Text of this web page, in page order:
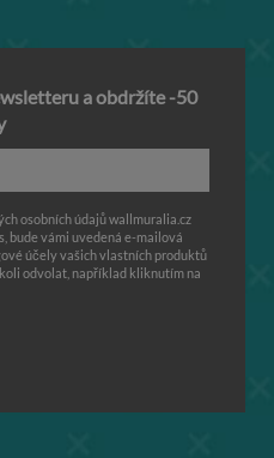
a obdržíte -50
osobních údajů wallmuralia.cz
bude vámi uvedená e-mailová
účely vašich vlastních produktů
odvolat, například kliknutím na